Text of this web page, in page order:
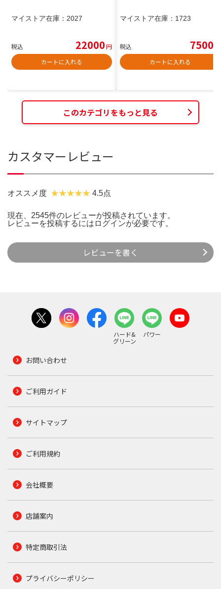
マイストア在庫： 2027
税込 22000円
カートに入れる
マイストア在庫： 1723
税込 7500
カートに入れる
このカテゴリをもっと見る
カスタマーレビュー
オススメ度 4.5点
現在、2545件のレビューが投稿されています。
レビューを投稿するには ログインが必要です。
レビューを書く
ハード&
グリーン
パワー
お問い合わせ
ご利用ガイド
サイトマップ
ご利用規約
会社概要
店舗案内
特定商取引法
プライバシーポリシー